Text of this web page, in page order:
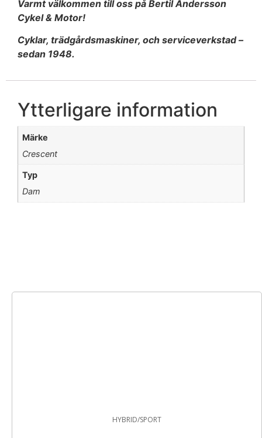
Varmt välkommen till oss på Bertil Andersson
Cykel & Motor!
Cyklar, trädgårdsmaskiner, och serviceverkstad –
sedan 1948.
Ytterligare information
Märke
Crescent
Typ
Dam
HYBRID/SPORT